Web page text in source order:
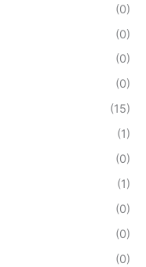
(0)
(0)
(0)
(0)
(15)
(1)
(0)
(1)
(0)
(0)
(0)